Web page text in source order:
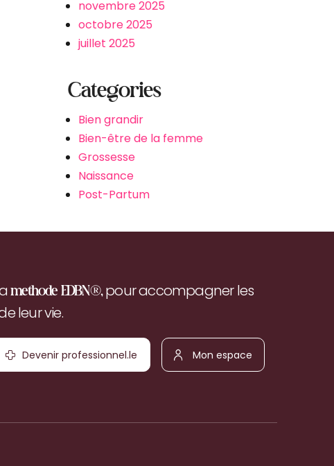
novembre 2025
octobre 2025
juillet 2025
Categories
Bien grandir
Bien-être de la femme
Grossesse
Naissance
Post-Partum
methode EDBN®,pour accompagner les
leur vie.
Devenir
professionnel.le
Mon
espace